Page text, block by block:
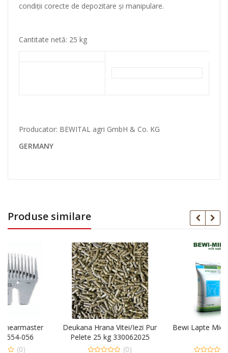
condiții corecte de depozitare și manipulare.
Cantitate netă: 25 kg
Producator: BEWITAL agri GmbH & Co. KG
GERMANY
Produse similare
Deukana Hrana Vitei/Iezi Pur
Pelete 25 kg 330062025
(0)
Bewi Lapte Miei/Iezi 25 Kg
(0)